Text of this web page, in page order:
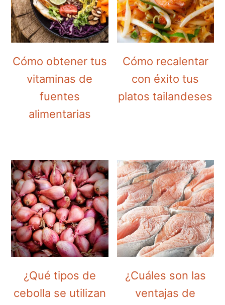
Cómo obtener tus
vitaminas de
fuentes
alimentarias
Cómo recalentar
con éxito tus
platos tailandeses
¿Qué tipos de
cebolla se utilizan
¿Cuáles son las
ventajas de